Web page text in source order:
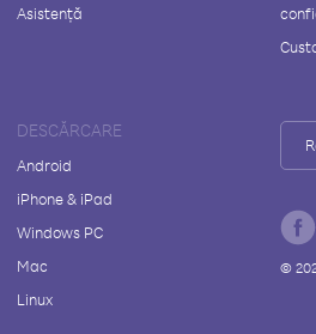
Asistență
DESCĂRCARE
Android
iPhone & iPad
Windows PC
Mac
Linux
©